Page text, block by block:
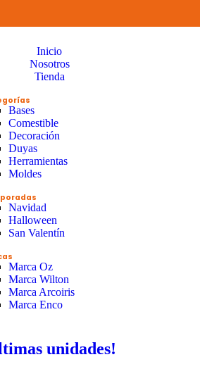
Inicio
Nosotros
Tienda
Bases
Comestible
Decoración
Duyas
Herramientas
Moldes
Navidad
Halloween
San Valentín
Marca Oz
Marca Wilton
Marca Arcoiris
Marca Enco
unidades!